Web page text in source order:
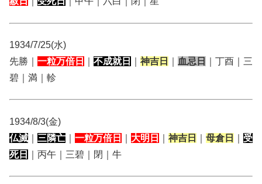
1934/7/25(水)
先勝｜ 一粒万倍日 不成就日 神吉日 血忌日
｜丁酉｜三
碧｜満｜軫
1934/8/3(金)
仏滅
三隣亡 一粒万倍日 大明日 神吉日 母倉日
受
死日
｜丙午｜三碧｜閉｜牛